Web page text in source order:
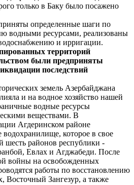
только в Баку было посажено
определенные шаги по
водными ресурсами, реализованы
и ирригации.
территорий
были предприняты
последствий
земель Азербайджана
и на водное хозяйство нашей
водные ресурсы
веществами. В
Агдеринском районе
водохранилище, которое в свое
шесть районов республики -
Евлах и Агджабеди. После
войны на освобожденных
работы по восстановлению
Восточный Зангезур, а также